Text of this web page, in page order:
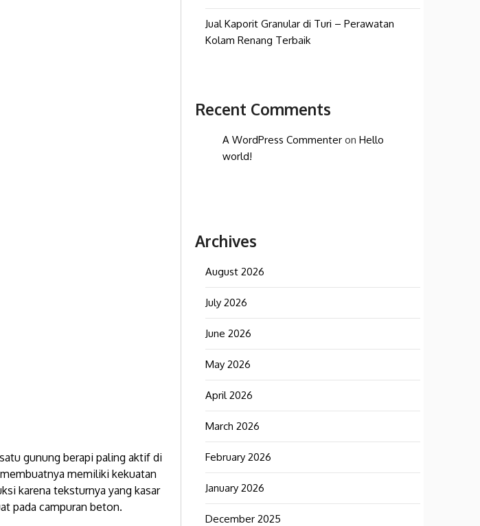
gunung berapi paling aktif di
memiliki kekuatan
karena teksturnya yang kasar
pada campuran beton.
Jual Kaporit Granular di Turi – Perawatan
Kolam Renang Terbaik
Recent Comments
A WordPress Commenter on Hello
world!
Archives
August 2026
July 2026
June 2026
May 2026
April 2026
March 2026
February 2026
January 2026
December 2025